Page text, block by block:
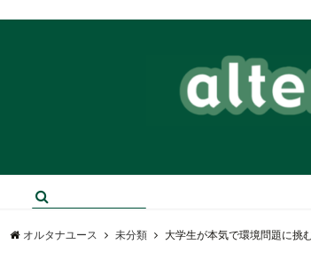
オルタナユース 未分類 大学生が本気で環境問題に